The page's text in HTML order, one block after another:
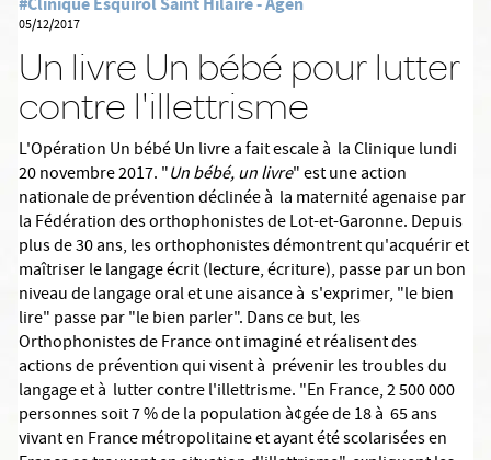
05/12/2017
Un livre Un bébé pour lutter
contre l'illettrisme
L'Opération Un bébé Un livre a fait escale à la Clinique lundi
20 novembre 2017. "Un bébé, un livre" est une action
nationale de prévention déclinée à la maternité agenaise par
la Fédération des orthophonistes de Lot-et-Garonne. Depuis
plus de 30 ans, les orthophonistes démontrent qu'acquérir et
maîtriser le langage écrit (lecture, écriture), passe par un bon
niveau de langage oral et une aisance à s'exprimer, "le bien
lire" passe par "le bien parler". Dans ce but, les
Orthophonistes de France ont imaginé et réalisent des
actions de prévention qui visent à prévenir les troubles du
langage et à lutter contre l'illettrisme. "En France, 2 500 000
personnes soit 7 % de la population à¢gée de 18 à 65 ans
vivant en France métropolitaine et ayant été scolarisées en